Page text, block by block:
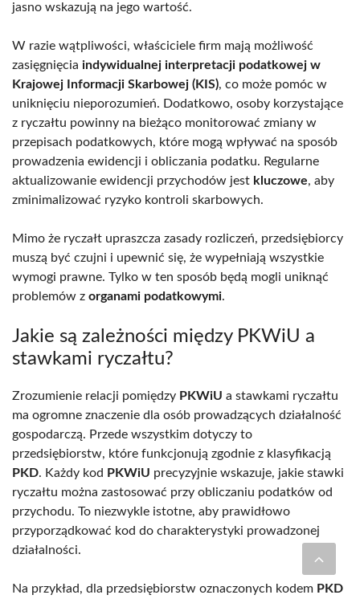
jasno wskazują na jego wartość.
W razie wątpliwości, właściciele firm mają możliwość
zasięgnięcia indywidualnej interpretacji podatkowej w
Krajowej Informacji Skarbowej (KIS), co może pomóc w
uniknięciu nieporozumień. Dodatkowo, osoby korzystające
z ryczałtu powinny na bieżąco monitorować zmiany w
przepisach podatkowych, które mogą wpływać na sposób
prowadzenia ewidencji i obliczania podatku. Regularne
aktualizowanie ewidencji przychodów jest kluczowe, aby
zminimalizować ryzyko kontroli skarbowych.
Mimo że ryczałt upraszcza zasady rozliczeń, przedsiębiorcy
muszą być czujni i upewnić się, że wypełniają wszystkie
wymogi prawne. Tylko w ten sposób będą mogli uniknąć
problemów z organami podatkowymi.
Jakie są zależności między PKWiU a
stawkami ryczałtu?
Zrozumienie relacji pomiędzy PKWiU a stawkami ryczałtu
ma ogromne znaczenie dla osób prowadzących działalność
gospodarczą. Przede wszystkim dotyczy to
przedsiębiorstw, które funkcjonują zgodnie z klasyfikacją
PKD. Każdy kod PKWiU precyzyjnie wskazuje, jakie stawki
ryczałtu można zastosować przy obliczaniu podatków od
przychodu. To niezwykle istotne, aby prawidłowo
przyporządkować kod do charakterystyki prowadzonej
działalności.
Na przykład, dla przedsiębiorstw oznaczonych kodem PKD